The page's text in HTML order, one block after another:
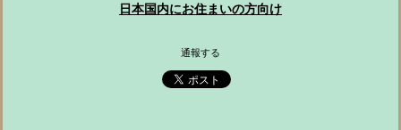
日本国内にお住まいの方向け
通報する